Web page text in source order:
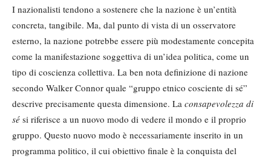
I nazionalisti tendono a sostenere che la nazione è un’entità
concreta, tangibile. Ma, dal punto di vista di un osservatore
esterno, la nazione potrebbe essere più modestamente concepita
come la manifestazione soggettiva di un’idea politica, come un
tipo di coscienza collettiva. La ben nota definizione di nazione
secondo Walker Connor quale “gruppo etnico cosciente di sé”
descrive precisamente questa dimensione. La consapevolezza di
sé si riferisce a un nuovo modo di vedere il mondo e il proprio
gruppo. Questo nuovo modo è necessariamente inserito in un
programma politico, il cui obiettivo finale è la conquista del